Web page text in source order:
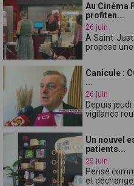
Au Cinéma
profiten...
26 juin
À Saint-
propose une
Canicule :
...
26 juin
Depuis
vigilance
Un nouvel
patients...
25 juin
Pensé
et